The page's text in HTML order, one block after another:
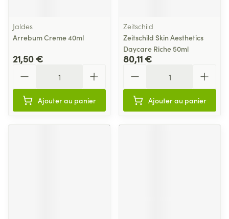
Jaldes
Arrebum Creme 40ml
21,50 €
Ajouter au panier
Zeitschild
Zeitschild Skin Aesthetics
Daycare Riche 50ml
80,11 €
Ajouter au panier